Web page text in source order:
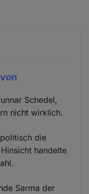
Schedel,
nicht wirklich.
die
handelte
Sarma der